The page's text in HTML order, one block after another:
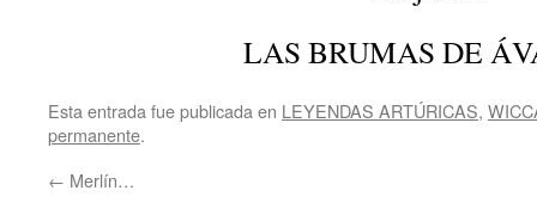
LAS BRUMAS DE
Esta entrada fue publicada en LEYENDAS ARTÚRICAS,
permanente.
← Merlín…